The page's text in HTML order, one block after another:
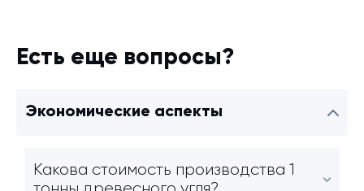
Есть еще вопросы?
Экономические аспекты
Какова стоимость производства 1